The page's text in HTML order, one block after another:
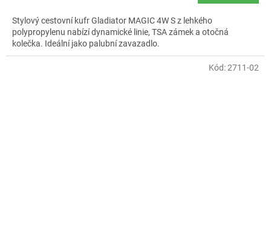
Stylový cestovní kufr Gladiator MAGIC 4W S z lehkého
polypropylenu nabízí dynamické linie, TSA zámek a otočná
kolečka. Ideální jako palubní zavazadlo.
Kód:2711-02